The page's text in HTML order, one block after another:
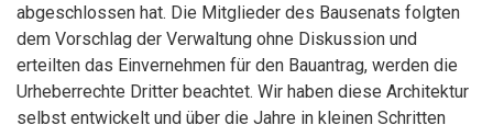
abgeschlossen hat. Die Mitglieder des Bausenats folgten
dem Vorschlag der Verwaltung ohne Diskussion und
erteilten das Einvernehmen für den Bauantrag, werden die
Urheberrechte Dritter beachtet. Wir haben diese Architektur
selbst entwickelt und über die Jahre in kleinen Schritten